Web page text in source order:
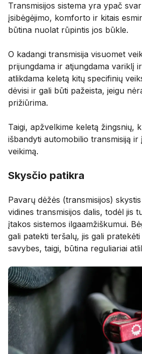
Transmisijos sistema yra ypač
įsibėgėjimo, komforto ir kitais
būtina nuolat rūpintis jos būkle.
O kadangi transmisija visuomet
prijungdama ir atjungdama variklį
atlikdama keletą kitų specifinių
dėvisi ir gali būti pažeista, jeigu
prižiūrima.
Taigi, apžvelkime keletą žingsnių,
išbandyti automobilio transmisiją
veikimą.
Skysčio patikra
Pavarų dėžės (transmisijos)
vidines transmisijos dalis, todėl jis
įtakos sistemos ilgaamžiškumui.
gali patekti teršalų, jis gali
savybes, taigi, būtina reguliariai